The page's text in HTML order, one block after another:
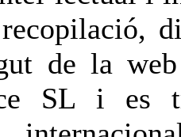
de la
SL i es